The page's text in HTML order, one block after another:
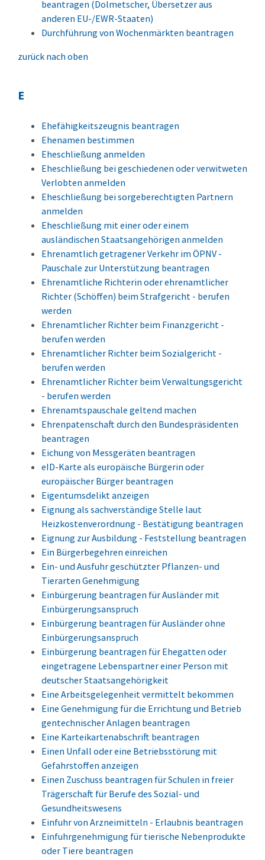
beantragen (Dolmetscher, Übersetzer aus
anderen EU-/EWR-Staaten)
Durchführung von Wochenmärkten beantragen
zurück nach oben
E
Ehefähigkeitszeugnis beantragen
Ehenamen bestimmen
Eheschließung anmelden
Eheschließung bei geschiedenen oder verwitweten
Verlobten anmelden
Eheschließung bei sorgeberechtigten Partnern
anmelden
Eheschließung mit einer oder einem
ausländischen Staatsangehörigen anmelden
Ehrenamtlich getragener Verkehr im ÖPNV -
Pauschale zur Unterstützung beantragen
Ehrenamtliche Richterin oder ehrenamtlicher
Richter (Schöffen) beim Strafgericht - berufen
werden
Ehrenamtlicher Richter beim Finanzgericht -
berufen werden
Ehrenamtlicher Richter beim Sozialgericht -
berufen werden
Ehrenamtlicher Richter beim Verwaltungsgericht
- berufen werden
Ehrenamtspauschale geltend machen
Ehrenpatenschaft durch den Bundespräsidenten
beantragen
Eichung von Messgeräten beantragen
eID-Karte als europäische Bürgerin oder
europäischer Bürger beantragen
Eigentumsdelikt anzeigen
Eignung als sachverständige Stelle laut
Heizkostenverordnung - Bestätigung beantragen
Eignung zur Ausbildung - Feststellung beantragen
Ein Bürgerbegehren einreichen
Ein- und Ausfuhr geschützter Pflanzen- und
Tierarten Genehmigung
Einbürgerung beantragen für Ausländer mit
Einbürgerungsanspruch
Einbürgerung beantragen für Ausländer ohne
Einbürgerungsanspruch
Einbürgerung beantragen für Ehegatten oder
eingetragene Lebenspartner einer Person mit
deutscher Staatsangehörigkeit
Eine Arbeitsgelegenheit vermittelt bekommen
Eine Genehmigung für die Errichtung und Betrieb
gentechnischer Anlagen beantragen
Eine Karteikartenabschrift beantragen
Einen Unfall oder eine Betriebsstörung mit
Gefahrstoffen anzeigen
Einen Zuschuss beantragen für Schulen in freier
Trägerschaft für Berufe des Sozial- und
Gesundheitswesens
Einfuhr von Arzneimitteln - Erlaubnis beantragen
Einfuhrgenehmigung für tierische Nebenprodukte
oder Tiere beantragen